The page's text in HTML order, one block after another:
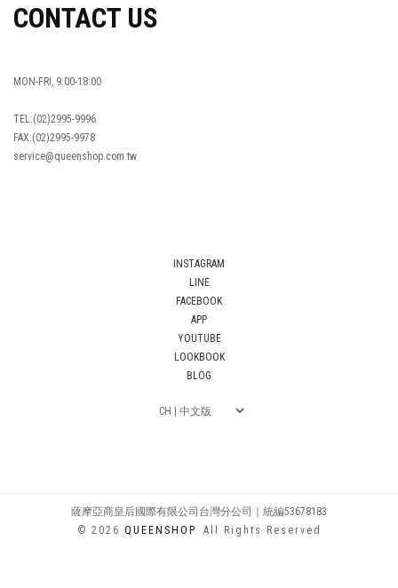
CONTACT US
MON-FRI, 9:00-18:00
TEL:(02)2995-9996
FAX:(02)2995-9978
service@queenshop.com.tw
INSTAGRAM
LINE
FACEBOOK
APP
YOUTUBE
LOOKBOOK
BLOG
薩摩亞商皇后國際有限公司台灣分公司｜統編53678183
© 2026 QUEENSHOP. All Rights Reserved